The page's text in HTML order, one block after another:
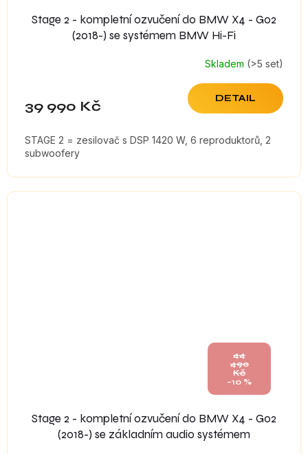
Stage 2 - kompletní ozvučení do BMW X4 - G02
(2018-) se systémem BMW Hi-Fi
Skladem (>5 set)
39 990 Kč DETAIL
STAGE 2 = zesilovač s DSP 1420 W, 6 reproduktorů, 2
subwoofery
44
490
Kč
–10 %
Stage 2 - kompletní ozvučení do BMW X4 - G02
(2018-) se základním audio systémem